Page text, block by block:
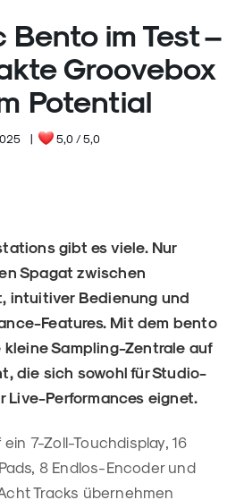
Bento im Test –
Groovebox
Potential
| 5,0 / 5,0
gibt es viele. Nur
Spagat zwischen
intuitiver Bedienung und
Features. Mit dem bento
kleine Sampling-Zentrale auf
die sich sowohl für Studio-
Live-Performances eignet.
7-Zoll-Touchdisplay, 16
8 Endlos-Encoder und
Tracks übernehmen